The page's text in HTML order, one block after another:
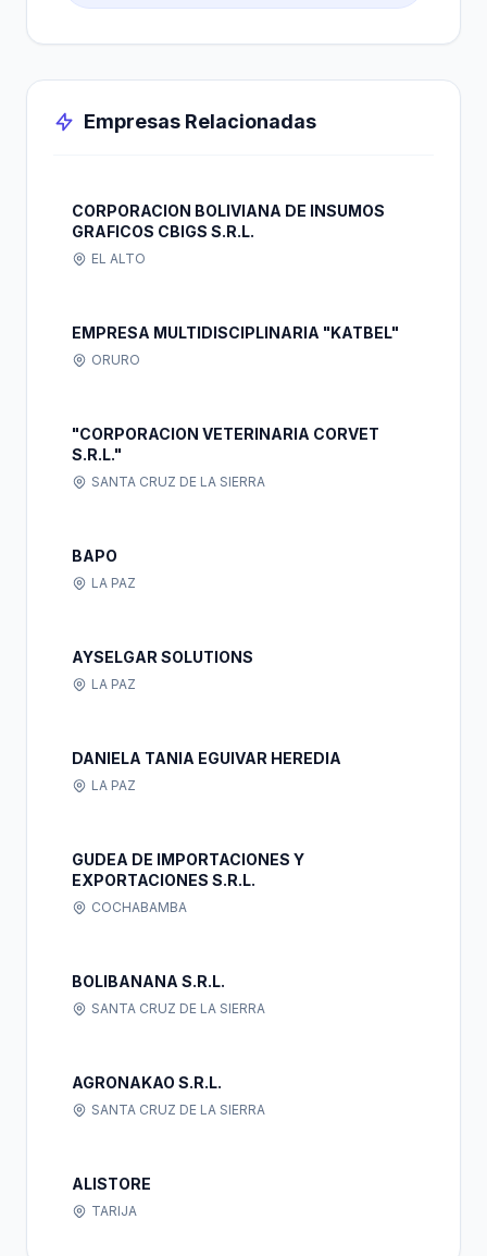
Empresas Relacionadas
CORPORACION BOLIVIANA DE INSUMOS
GRAFICOS CBIGS S.R.L.
EL ALTO
EMPRESA MULTIDISCIPLINARIA "KATBEL"
ORURO
"CORPORACION VETERINARIA CORVET
S.R.L."
SANTA CRUZ DE LA SIERRA
BAPO
LA PAZ
AYSELGAR SOLUTIONS
LA PAZ
DANIELA TANIA EGUIVAR HEREDIA
LA PAZ
GUDEA DE IMPORTACIONES Y
EXPORTACIONES S.R.L.
COCHABAMBA
BOLIBANANA S.R.L.
SANTA CRUZ DE LA SIERRA
AGRONAKAO S.R.L.
SANTA CRUZ DE LA SIERRA
ALISTORE
TARIJA